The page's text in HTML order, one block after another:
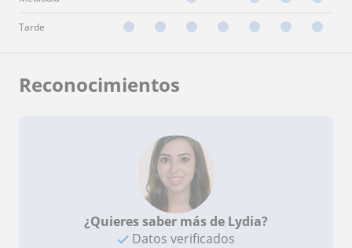
Tarde
Reconocimientos
¿Quieres saber más de Lydia?
Datos verificados